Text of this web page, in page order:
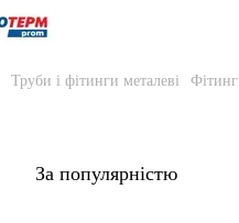
Труби і фітинги металеві
За популярністю